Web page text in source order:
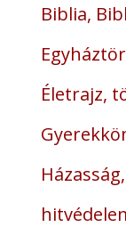
Biblia,
Életrajz,